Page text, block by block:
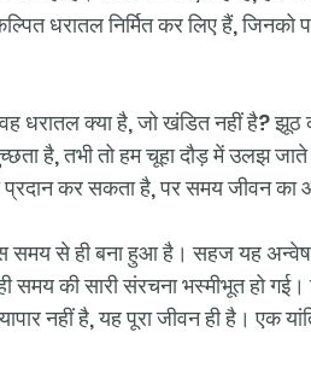
धरातल निर्मित कर लिए हैं, जिनको
धरातल क्या है, जो खंडित नहीं है?
है, तभी तो हम चूहा दौड़ में उलझ
प्रदान कर सकता है, पर समय जीवन का
समय से ही बना हुआ है। सहज यह
की सारी संरचना भस्मीभूत हो गई।
नहीं है, यह पूरा जीवन ही है। एक